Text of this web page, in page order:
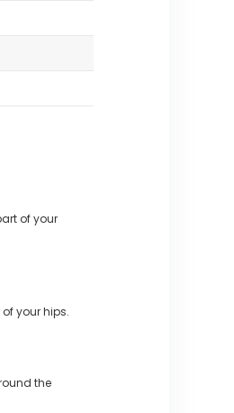
of your
your hips.
the